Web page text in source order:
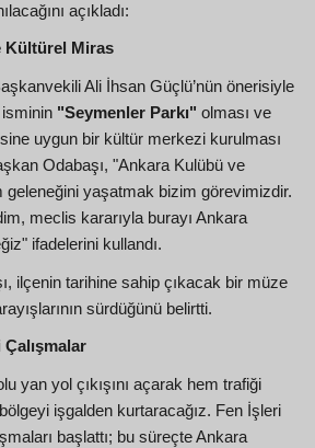
açıkladı:
Kültürel Miras
Ali İhsan Güçlü’nün önerisiyle
"Seymenler Parkı" olması ve
uygun bir kültür merkezi kurulması
Odabaşı, "Ankara Kulübü ve
geleneğini yaşatmak bizim görevimizdir.
meclis kararıyla burayı Ankara
ifadelerini kullandı.
ilçenin tarihine sahip çıkacak bir müze
sürdüğünü belirtti.
Çalışmalar
yan yol çıkışını açarak hem trafiği
işgalden kurtaracağız. Fen İşleri
başlattı; bu süreçte Ankara